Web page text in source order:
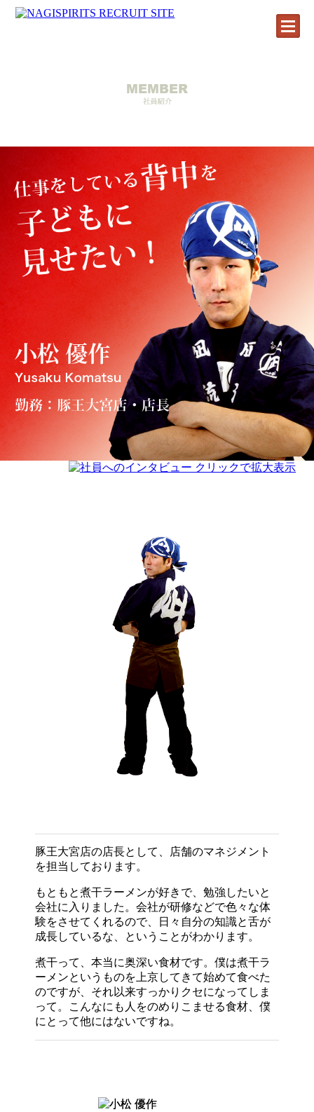
豚王大宮店の店長として、店舗のマネジメント
を担当しております。
もともと煮干ラーメンが好きで、勉強したいと
会社に入りました。会社が研修などで色々な体
験をさせてくれるので、日々自分の知識と舌が
成長しているな、ということがわかります。
煮干って、本当に奥深い食材です。僕は煮干ラ
ーメンというものを上京してきて始めて食べた
のですが、それ以来すっかりクセになってしま
って。こんなにも人をのめりこませる食材、僕
にとって他にはないですね。